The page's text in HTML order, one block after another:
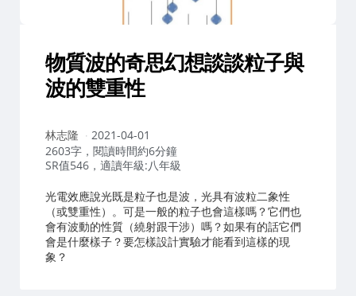
物質波的奇思幻想談談粒子與
波的雙重性
作
者：
林志隆
2021-04-01
2603字，閱讀時間約6分鐘
SR值546，適讀年級:八年級
光電效應說光既是粒子也是波，光具有波粒二象性
（或雙重性）。可是一般的粒子也會這樣嗎？它們也
會有波動的性質（繞射跟干涉）嗎？如果有的話它們
會是什麼樣子？要怎樣設計實驗才能看到這樣的現
象？